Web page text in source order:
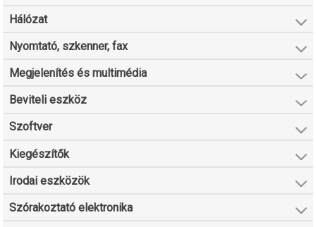
Hálózat
Nyomtató, szkenner, fax
Megjelenítés és multimédia
Beviteli eszköz
Szoftver
Kiegészítők
Irodai eszközök
Szórakoztató elektronika